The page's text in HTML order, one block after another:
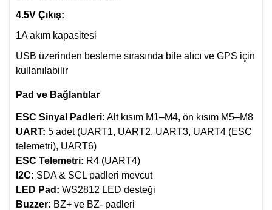
4.5V Çıkış:
1A akım kapasitesi
USB üzerinden besleme sırasında bile alıcı ve GPS için
kullanılabilir
Pad ve Bağlantılar
ESC Sinyal Padleri: Alt kısım M1–M4, ön kısım M5–M8
UART: 5 adet (UART1, UART2, UART3, UART4 (ESC
telemetri), UART6)
ESC Telemetri: R4 (UART4)
I2C: SDA & SCL padleri mevcut
LED Pad: WS2812 LED desteği
Buzzer: BZ+ ve BZ- padleri